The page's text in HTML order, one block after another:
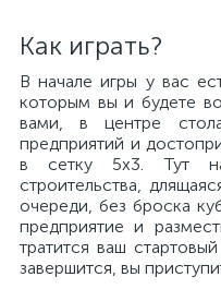
Как играть?
В начале игры у вас
которым вы и будете
вами, в центре
предприятий и
в сетку 5x3. Тут
строительства,
очереди, без броска
предприятие и
тратится ваш
завершится, вы